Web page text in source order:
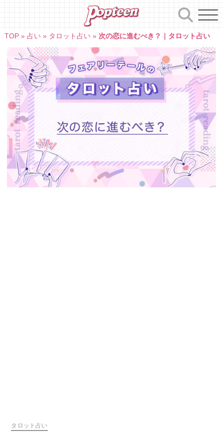
TOP» 占い» タロット占い» 次の恋に進むべき？｜タロット占い
タロット占い